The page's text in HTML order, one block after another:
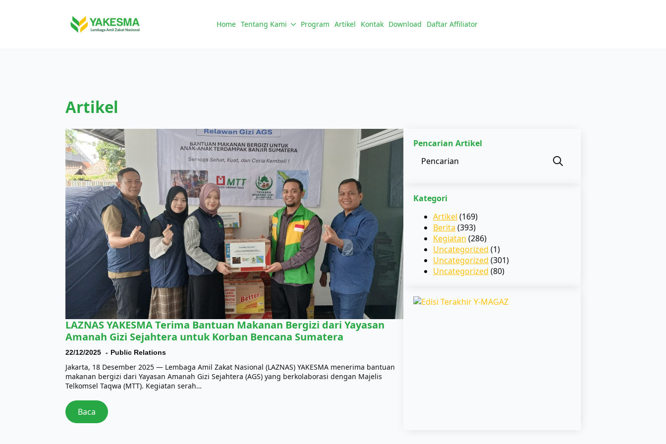
Home Tentang Kami Program Artikel Kontak Download Daftar Affiliator
Artikel
LAZNAS YAKESMA Terima Bantuan Makanan Bergizi dari Yayasan
Amanah Gizi Sejahtera untuk Korban Bencana Sumatera
22/12/2025 Public Relations
Jakarta, 18 Desember 2025 — Lembaga Amil Zakat Nasional (LAZNAS) YAKESMA menerima bantuan
makanan bergizi dari Yayasan Amanah Gizi Sejahtera (AGS) yang berkolaborasi dengan Majelis
Telkomsel Taqwa (MTT). Kegiatan serah…
Baca
Pencarian Artikel
Kategori
Artikel (169)
Berita (393)
Kegiatan (286)
Uncategorized (1)
Uncategorized (301)
Uncategorized (80)